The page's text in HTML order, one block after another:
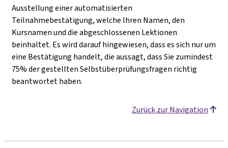
Ausstellung einer automatisierten
Teilnahmebestätigung, welche Ihren Namen, den
Kursnamen und die abgeschlossenen Lektionen
beinhaltet. Es wird darauf hingewiesen, dass es sich nur um
eine Bestätigung handelt, die aussagt, dass Sie zumindest
75% der gestellten Selbstüberprüfungsfragen richtig
beantwortet haben.
Zurück zur Navigation